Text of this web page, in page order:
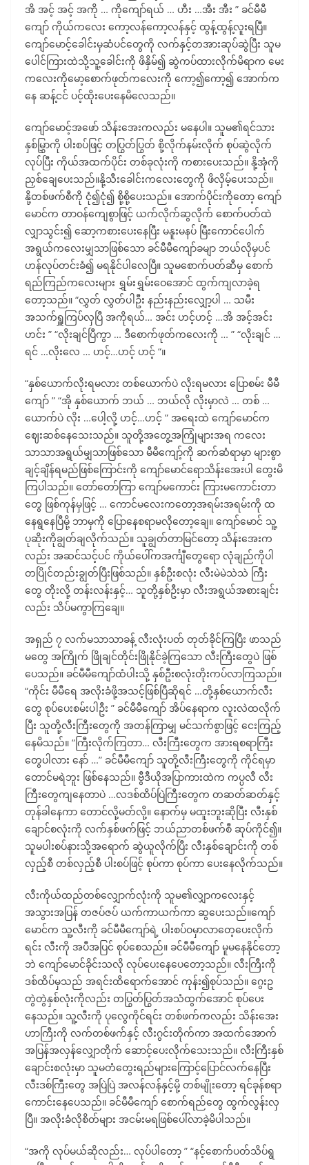
အိ အင့် အင့် အကို … ကိုကျော်ရယ် … ဟီး …အီး အီး ” ခင်မီမီ
ကျော် ကိုယ်ကလေး ကော့လန်ကော့လန်နှင့် ထွန့်ထွန့်လူးရပြီ။
ကျော်မောင့်ခေါင်းမှဆံပင်တွေကို လက်နှင့်တအားဆုပ်ဆွဲပြီး သူမ
ပေါင်ကြားထဲသို့သူ့ခေါင်းကို ဖိနှိမ်၍ ဆွဲကပ်ထားလိုက်မိရာက မေး
ကလေးကိုမော့စောက်ဖုတ်ကလေးကို ကော့၍ကော့၍ အောက်က
နေ ဆန့်ငင် ပင့်ထိုးပေးနေမိလေသည်။
ကျော်မောင့်အဖော် သိန်းအေးကလည်း မနေပါ။ သူမ၏ရင်သား
နှစ်မြွှာကို ပါးစပ်ဖြင့် တပြွတ်ပြွတ် စို့လိုက်နမ်းလိုက် စုပ်ဆွဲလိုက်
လုပ်ပြီး ကိုယ်အထက်ပိုင်း တစ်ခုလုံးကို ကစားပေးသည်။ နို့အုံကို
ညှစ်ချေပေးသည်။နို့သီးခေါင်းကလေးတွေကို ဖိလှိမ့်ပေးသည်။
နို့တစ်ဖက်စီကို ငုံ၍ငုံ၍ စို့စို့ပေးသည်။ အောက်ပိုင်းကိုတော့ ကျော်
မောင်က တာဝန်ကျေစွာဖြင့် ယက်လိုက်ဆွလိုက် စောက်ပတ်ထဲ
လျှာသွင်း၍ ဆော့ကစားပေးနေပြီး မနူးမနပ် မြီးကောင်ပေါက်
အရွယ်ကလေးမျှသာဖြစ်သော ခင်မီမီကျော်ခမျာ ဘယ်လိုမှပင်
ဟန်လုပ်တင်းခံ၍ မရနိုင်ပါလေပြီ။ သူမစောက်ပတ်ဆီမှ စောက်
ရည်ကြည်ကလေးများ ရွှမ်းရွှမ်းဝေအောင် ထွက်ကျလာခဲ့ရ
တော့သည်။ “လွှတ် လွှတ်ပါဦး နည်းနည်းလျှော့ပါ … သမီး
အသက်ရှူကြပ်လှပြီ အကိုရယ်… အင်း ဟင့်ဟင့် …အိ အင့်အင်း
ဟင်း ” “လိုးချင်ပြီကွာ … ဒီစောက်ဖုတ်ကလေးကို … ” “လိုးချင် …
ရင် …လိုးလေ … ဟင့်…ဟင့် ဟင့် “။
“နှစ်ယောက်လိုးရမလား တစ်ယောက်ပဲ လိုးရမလား ပြောစမ်း မီမီ
ကျော် ” “အို နှစ်ယောက် ဘယ် … ဘယ်လို လိုးမှာလဲ … တစ် …
ယောက်ပဲ လိုး …ပေါ့လို့ ဟင့်…ဟင့် ” အရေးထဲ ကျော်မောင်က
ဈေးဆစ်နေသေးသည်။ သူတို့အတွေ့အကြုံများအရ ကလေး
သာသာအရွယ်မျှသာဖြစ်သော မီမီကျော့်ကို ဆက်ဆံရာမှာ များစွာ
ချင့်ချိန်ရမည်ဖြစ်ကြောင်းကို ကျော်မောင်ရောသိန်းအေးပါ တွေးမိ
ကြပါသည်။ တော်တော်ကြာ ကျော်မကောင်း ကြားမကောင်းတာ
တွေ ဖြစ်ကုန်မှဖြင့် … ကောင်မလေးကတော့အရမ်းအရမ်းကို ထ
နေရွနေပြီမို့ ဘာမှကို ပြောနေစရာမလိုတော့ချေ။ ကျော်မောင် သူ့
ပုဆိုးကိုချွတ်ချလိုက်သည်။ သူချွတ်တာမြင်တော့ သိန်းအေးက
လည်း အဆင်သင့်ပင် ကိုယ်ပေါ်ကအင်္ကျီတွေရော လုံချည်ကိုပါ
တပြိုင်တည်းချွတ်ပြီးဖြစ်သည်။ နှစ်ဦးစလုံး လီးမဲမဲသဲသဲ ကြီး
တွေ တိုးလို့ တန်းလန်းနှင့်… သူတို့နှစ်ဦးမှာ လီးအရွယ်အစားချင်း
လည်း သိပ်မကွာကြချေ။
အရှည် ၇ လက်မသာသာခန့် လီးလုံးပတ် တုတ်ခိုင်ကြပြီး ဖာသည်
မတွေ အကြိုက် ဖြိုချင်တိုင်းဖြိုနိုင်ခဲ့ကြသော လီးကြီးတွေပဲ ဖြစ်
ပေသည်။ ခင်မီမီကျော်ထံပါးသို့ နှစ်ဦးစလုံးတိုးကပ်လာကြသည်။
“ကိုင်း မီမီရေ အလိုးခံဖို့အသင့်ဖြစ်ပြီဆိုရင် …တို့နှစ်ယောက်လီး
တွေ စုပ်ပေးစမ်းပါဦး ” ခင်မီမီကျော် အိပ်နေရာက လူးလဲထလိုက်
ပြီး သူတို့လီးကြီးတွေကို အတန်ကြာမျှ မင်သက်စွာဖြင့် ငေးကြည့်
နေမိသည်။ “ကြီးလိုက်ကြတာ… လီးကြီးတွေက အားရစရာကြီး
တွေပါလား နော် …” ခင်မီမီကျော် သူတို့လီးကြီးတွေကို ကိုင်ရမှာ
တောင်မရဲဘူး ဖြစ်နေသည်။ ဗွီဒီယိုအပြာကားထဲက ကပ္ပလီ လီး
ကြီးတွေကျနေတာပဲ …လဒစ်ထိပ်ပြဲကြီးတွေက တဆတ်ဆတ်နှင့်
တုန်ခါနေကာ တောင်လို့မတ်လို့။ နောက်မှ မထူးဘူးဆိုပြီး လီးနှစ်
ချောင်စလုံးကို လက်နှစ်ဖက်ဖြင့် ဘယ်ညာတစ်ဖက်စီ ဆုပ်ကိုင်၍။
သူမပါးစပ်နားသို့အရောက် ဆွဲယူလိုက်ပြီး လီးနှစ်ချောင်းကို တစ်
လှည့်စီ တစ်လှည့်စီ ပါးစပ်ဖြင့် စုပ်ကာ စုပ်ကာ ပေးနေလိုက်သည်။
လီးကိုယ်ထည်တစ်လျှောက်လုံးကို သူမ၏လျှာကလေးနှင့်
အသွားအပြန် တဇပ်ဇပ် ယက်ကာယက်ကာ ဆွပေးသည်။ကျော်
မောင်က သူ့လီးကို ခင်မီမီကျော်ရဲ့ ပါးစပ်ဝမှာလာတေ့ပေးလိုက်
ရင်း လီးကို အပီအပြင် စုပ်စေသည်။ ခင်မီမီကျော် မူမနေနိုင်တော့
ဘဲ ကျော်မောင်ခိုင်းသလို လုပ်ပေးနေပေတော့သည်။ လီးကြီးကို
ဒစ်ထိပ်မှသည် အရင်းထိရောက်အောင် ကုန်း၍စုပ်သည်။ ဂွေးဥ
တွဲတွဲနှစ်လုံးကိုလည်း တပြွတ်ပြွတ်အသံထွက်အောင် စုပ်ပေး
နေသည်။ သူ့လီးကို ပုလွေကိုင်ရင်း တစ်ဖက်ကလည်း သိန်းအေး
ဟာကြီးကို လက်တစ်ဖက်နှင့် လီးဂွင်းတိုက်ကာ အထက်အောက်
အပြန်အလှန်လျှောတိုက် ဆောင့်ပေးလိုက်သေးသည်။ လီးကြီးနှစ်
ချောင်းစလုံးမှာ သူမတံတွေးရည်များကြောင့်ပြောင်လက်နေပြီး
လီးဒစ်ကြီးတွေ အပြဲပြဲ အလန်လန်နှင့်မို့ တစ်မျိုးတော့ ရင်ခုန်စရာ
ကောင်းနေပေသည်။ ခင်မီမီကျော် စောက်ရည်တွေ ထွက်လွန်းလှ
ပြီ။ အလိုးခံလိုစိတ်များ အငမ်းမရဖြစ်ပေါ်လာခဲ့မိပါသည်။
“အကို လုပ်မယ်ဆိုလည်း… လုပ်ပါတော့ ” “နင့်စောက်ပတ်သိပ်ရွ